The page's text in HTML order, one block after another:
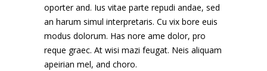
oporter and. Ius vitae parte repudi andae, sed
an harum simul interpretaris. Cu vix bore euis
modus dolorum. Has nore ame dolor, pro
reque graec. At wisi mazi feugat. Neis aliquam
apeirian mel, and choro.